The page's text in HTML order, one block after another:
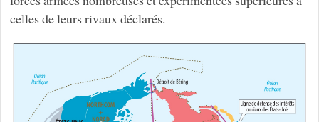
celles de leurs rivaux déclarés.